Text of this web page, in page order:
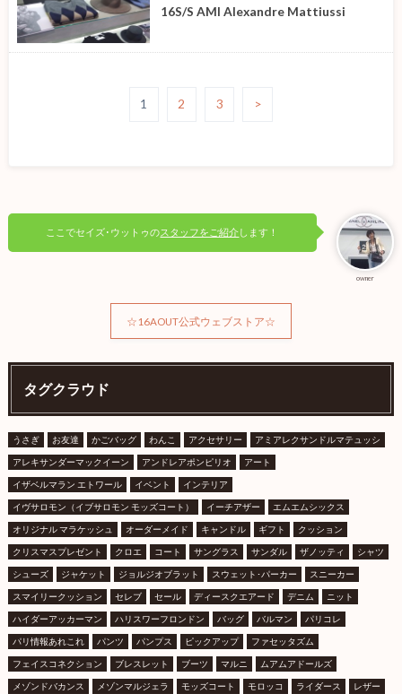
16S/S AMI Alexandre Mattiussi
1 2 3 >
owner
ここでセイズ･ウットゥのスタッフをご紹介します！
☆16AOUT公式ウェブストア☆
タグクラウド
うさぎ お友達 かごバッグ わんこ アクセサリー アミアレクサンドルマテュッシ
アレキサンダーマックイーン アンドレアポンピリオ アート
イザベルマラン エトワール イベント インテリア
イヴサロモン（イブサロモン モッズコート） イーチアザー エムエムシックス
オリジナル マラケッシュ オーダーメイド キャンドル ギフト クッション
クリスマスプレゼント クロエ コート サングラス サンダル ザノッティ シャツ
シューズ ジャケット ジョルジオブラット スウェット･パーカー スニーカー
スマイリークッション セレブ セール ディースクエアード デニム ニット
ハイダーアッカーマン ハリスワーフロンドン バッグ バルマン パリコレ
パリ情報あれこれ パンツ パンプス ピックアップ ファセッタズム
フェイスコネクション ブレスレット ブーツ マルニ ムアムアドールズ
メゾンドバカンス メゾンマルジェラ モッズコート モロッコ ライダース レザー